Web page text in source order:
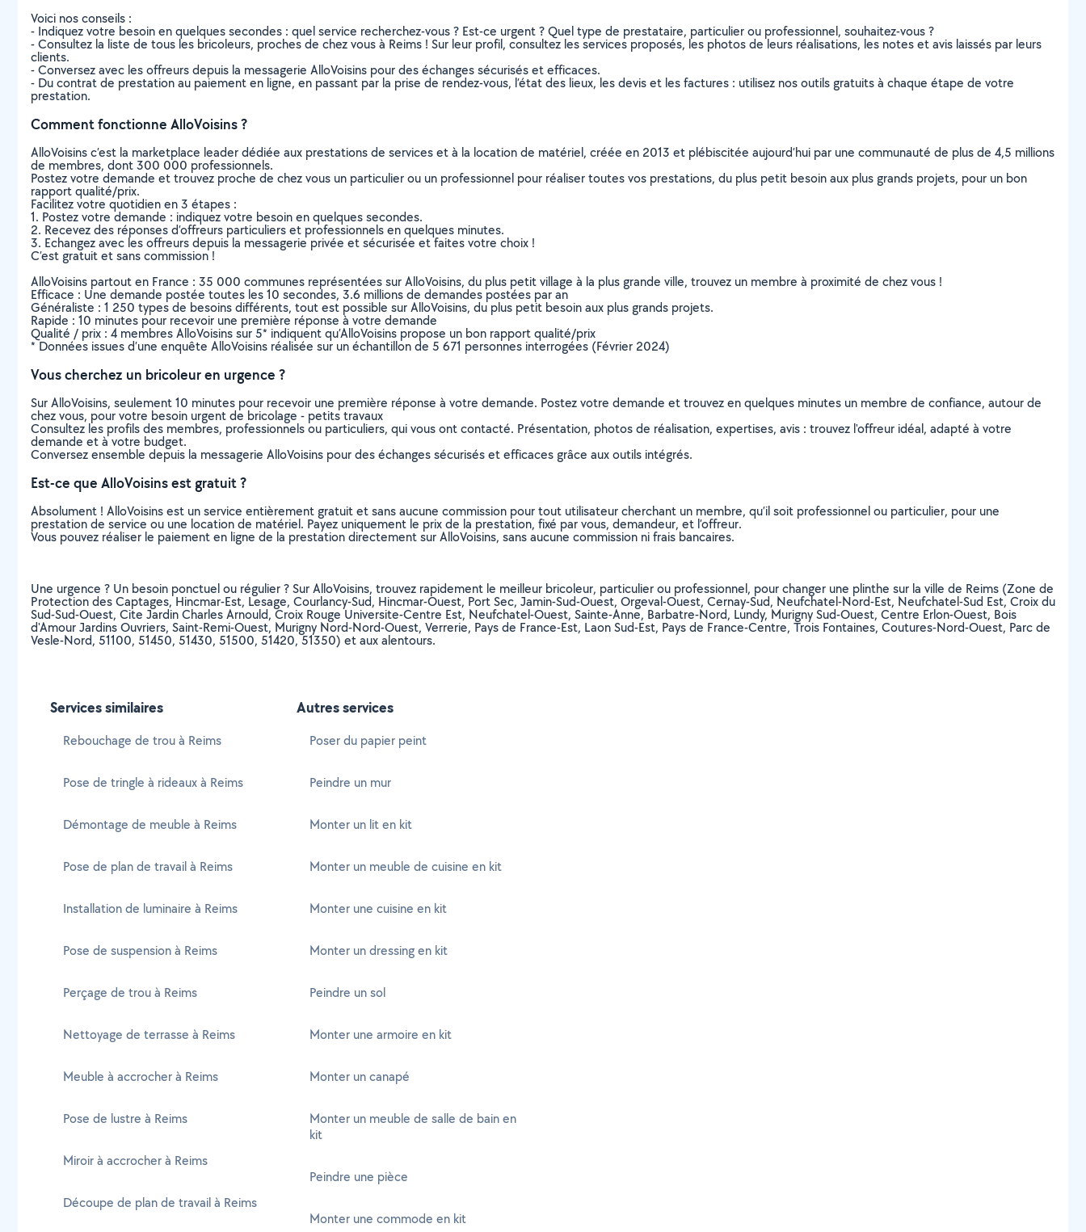
Voici nos conseils :
- Indiquez votre besoin en quelques secondes : quel service recherchez-vous ? Est-ce urgent ? Quel type de prestataire, particulier ou professionnel, souhaitez-vous ?
- Consultez la liste de tous les bricoleurs, proches de chez vous à Reims ! Sur leur profil, consultez les services proposés, les photos de leurs réalisations, les notes et avis laissés par leurs
clients.
- Conversez avec les offreurs depuis la messagerie AlloVoisins pour des échanges sécurisés et efficaces.
- Du contrat de prestation au paiement en ligne, en passant par la prise de rendez-vous, l’état des lieux, les devis et les factures : utilisez nos outils gratuits à chaque étape de votre
prestation.
Comment fonctionne AlloVoisins ?
AlloVoisins c’est la marketplace leader dédiée aux prestations de services et à la location de matériel, créée en 2013 et plébiscitée aujourd’hui par une communauté de plus de 4,5 millions
de membres, dont 300 000 professionnels.
Postez votre demande et trouvez proche de chez vous un particulier ou un professionnel pour réaliser toutes vos prestations, du plus petit besoin aux plus grands projets, pour un bon
rapport qualité/prix.
Facilitez votre quotidien en 3 étapes :
1. Postez votre demande : indiquez votre besoin en quelques secondes.
2. Recevez des réponses d’offreurs particuliers et professionnels en quelques minutes.
3. Echangez avec les offreurs depuis la messagerie privée et sécurisée et faites votre choix !
C’est gratuit et sans commission !
AlloVoisins partout en France : 35 000 communes représentées sur AlloVoisins, du plus petit village à la plus grande ville, trouvez un membre à proximité de chez vous !
Efficace : Une demande postée toutes les 10 secondes, 3.6 millions de demandes postées par an
Généraliste : 1 250 types de besoins différents, tout est possible sur AlloVoisins, du plus petit besoin aux plus grands projets.
Rapide : 10 minutes pour recevoir une première réponse à votre demande
Qualité / prix : 4 membres AlloVoisins sur 5* indiquent qu’AlloVoisins propose un bon rapport qualité/prix
* Données issues d’une enquête AlloVoisins réalisée sur un échantillon de 5 671 personnes interrogées (Février 2024)
Vous cherchez un bricoleur en urgence ?
Sur AlloVoisins, seulement 10 minutes pour recevoir une première réponse à votre demande. Postez votre demande et trouvez en quelques minutes un membre de confiance, autour de
chez vous, pour votre besoin urgent de bricolage - petits travaux
Consultez les profils des membres, professionnels ou particuliers, qui vous ont contacté. Présentation, photos de réalisation, expertises, avis : trouvez l'offreur idéal, adapté à votre
demande et à votre budget.
Conversez ensemble depuis la messagerie AlloVoisins pour des échanges sécurisés et efficaces grâce aux outils intégrés.
Est-ce que AlloVoisins est gratuit ?
Absolument ! AlloVoisins est un service entièrement gratuit et sans aucune commission pour tout utilisateur cherchant un membre, qu’il soit professionnel ou particulier, pour une
prestation de service ou une location de matériel. Payez uniquement le prix de la prestation, fixé par vous, demandeur, et l’offreur.
Vous pouvez réaliser le paiement en ligne de la prestation directement sur AlloVoisins, sans aucune commission ni frais bancaires.
Une urgence ? Un besoin ponctuel ou régulier ? Sur AlloVoisins, trouvez rapidement le meilleur bricoleur, particulier ou professionnel, pour changer une plinthe sur la ville de Reims (Zone de
Protection des Captages, Hincmar-Est, Lesage, Courlancy-Sud, Hincmar-Ouest, Port Sec, Jamin-Sud-Ouest, Orgeval-Ouest, Cernay-Sud, Neufchatel-Nord-Est, Neufchatel-Sud Est, Croix du
Sud-Sud-Ouest, Cite Jardin Charles Arnould, Croix Rouge Universite-Centre Est, Neufchatel-Ouest, Sainte-Anne, Barbatre-Nord, Lundy, Murigny Sud-Ouest, Centre Erlon-Ouest, Bois
d'Amour Jardins Ouvriers, Saint-Remi-Ouest, Murigny Nord-Nord-Ouest, Verrerie, Pays de France-Est, Laon Sud-Est, Pays de France-Centre, Trois Fontaines, Coutures-Nord-Ouest, Parc de
Vesle-Nord, 51100, 51450, 51430, 51500, 51420, 51350) et aux alentours.
Services similaires
Rebouchage de trou à Reims
Pose de tringle à rideaux à Reims
Démontage de meuble à Reims
Pose de plan de travail à Reims
Installation de luminaire à Reims
Pose de suspension à Reims
Perçage de trou à Reims
Nettoyage de terrasse à Reims
Meuble à accrocher à Reims
Pose de lustre à Reims
Miroir à accrocher à Reims
Découpe de plan de travail à Reims
Autres services
Poser du papier peint
Peindre un mur
Monter un lit en kit
Monter un meuble de cuisine en kit
Monter une cuisine en kit
Monter un dressing en kit
Peindre un sol
Monter une armoire en kit
Monter un canapé
Monter un meuble de salle de bain en
kit
Peindre une pièce
Monter une commode en kit